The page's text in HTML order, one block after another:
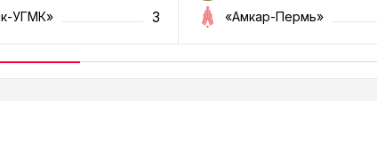
УГМК» 3 «Амкар-Пермь»